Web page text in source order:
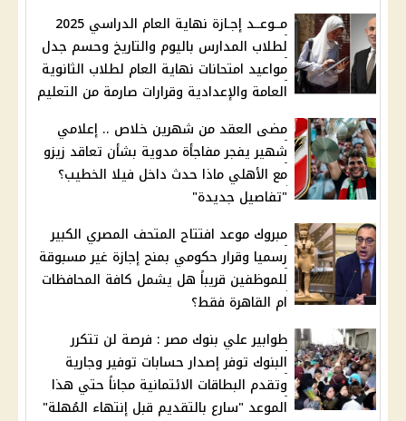
مــوعــد إجـازة نهاية العام الدراسي 2025
لطلاب المدارس باليوم والتاريخ وحسم جدل
مواعيد امتحانات نهاية العام لطلاب الثانوية
العامة والإعدادية وقرارات صارمة من التعليم
مضى العقد من شهرين خلاص .. إعلامي
شهير يفجر مفاجأة مدوية بشأن تعاقد زيزو
مع الأهلي ماذا حدث داخل فيلا الخطيب؟
"تفاصيل جديدة"
مبروك موعد افتتاح المتحف المصري الكبير
رسميا وقرار حكومي بمنح إجازة غير مسبوقة
للموظفين قريباً هل يشمل كافة المحافظات
ام القاهرة فقط؟
طوابير علي بنوك مصر : فرصة لن تتكرر
البنوك توفر إصدار حسابات توفير وجارية
وتقدم البطاقات الائتمانية مجاناً حتي هذا
الموعد "سارع بالتقديم قبل إنتهاء المُهلة"